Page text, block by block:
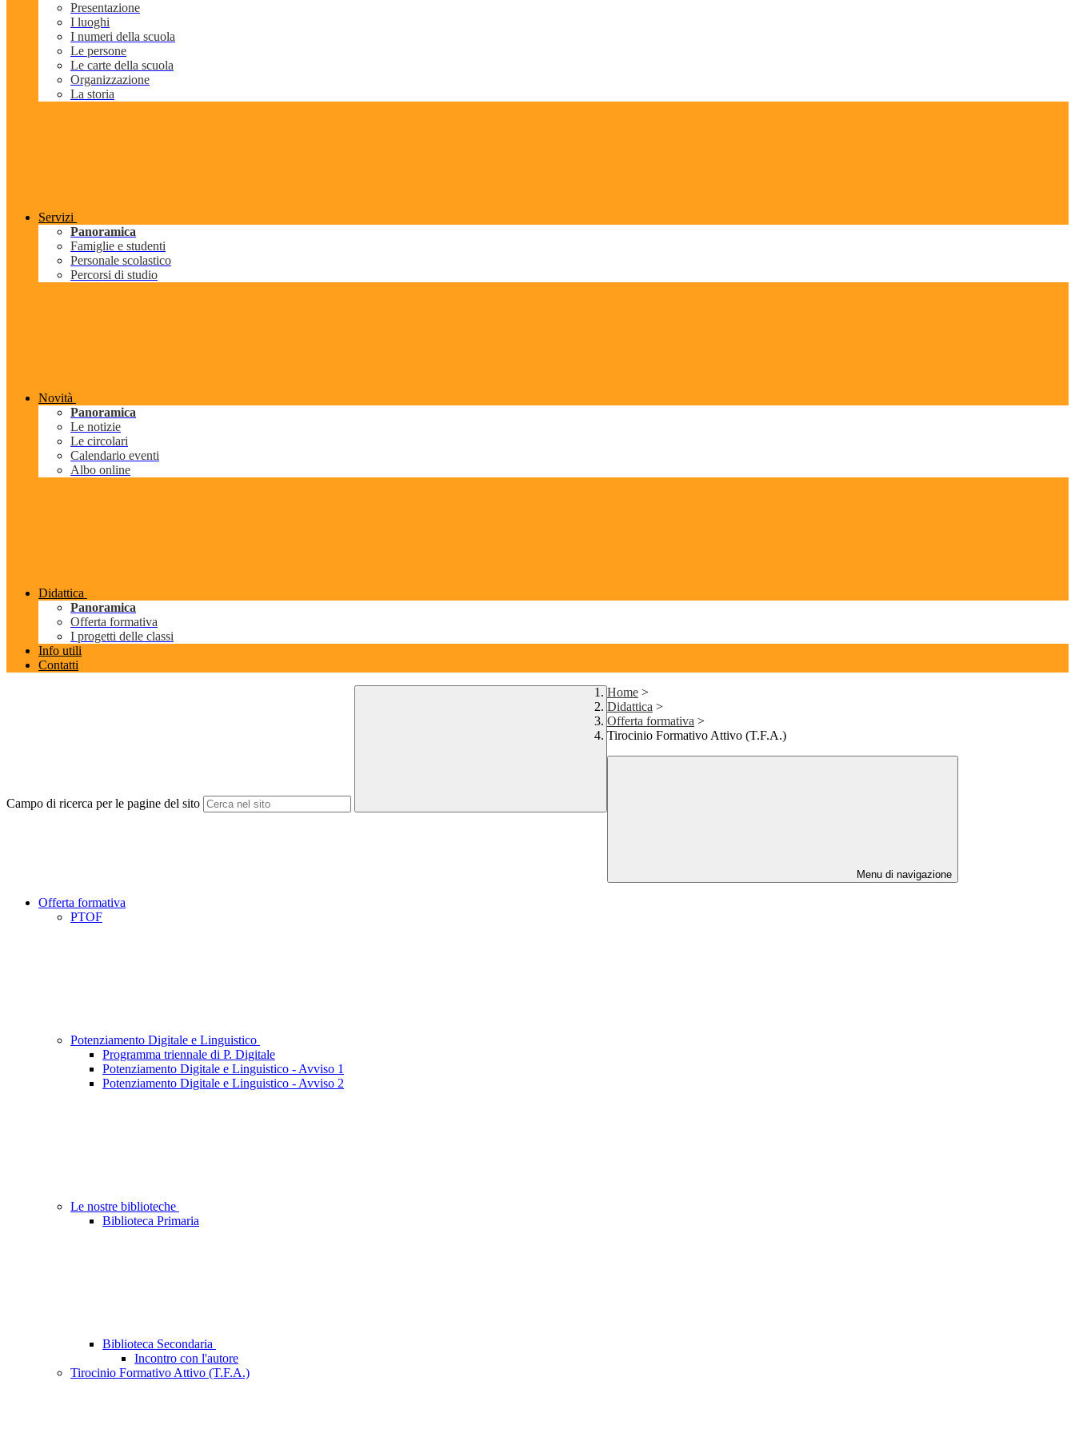
Presentazione
I luoghi
I numeri della scuola
Le persone
Le carte della scuola
Organizzazione
La storia
Servizi
Panoramica
Famiglie e studenti
Personale scolastico
Percorsi di studio
Novità
Panoramica
Le notizie
Le circolari
Calendario eventi
Albo online
Didattica
Panoramica
Offerta formativa
I progetti delle classi
Info utili
Contatti
Campo di ricerca per le pagine del sito
Home >
Didattica >
Offerta formativa >
Tirocinio Formativo Attivo (T.F.A.)
Menu di navigazione
Offerta formativa
PTOF
Potenziamento Digitale e Linguistico
Programma triennale di P. Digitale
Potenziamento Digitale e Linguistico - Avviso 1
Potenziamento Digitale e Linguistico - Avviso 2
Le nostre biblioteche
Biblioteca Primaria
Biblioteca Secondaria
Incontro con l'autore
Tirocinio Formativo Attivo (T.F.A.)